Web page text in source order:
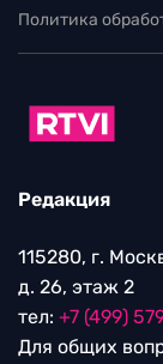
Политика
Редакция
115280, г.
д. 26, этаж 2
тел: +7 (499)
Для общих